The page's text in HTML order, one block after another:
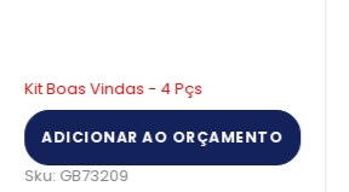
Kit Boas Vindas - 4 Pçs
ADICIONAR AO ORÇAMENTO
Sku: GB73209